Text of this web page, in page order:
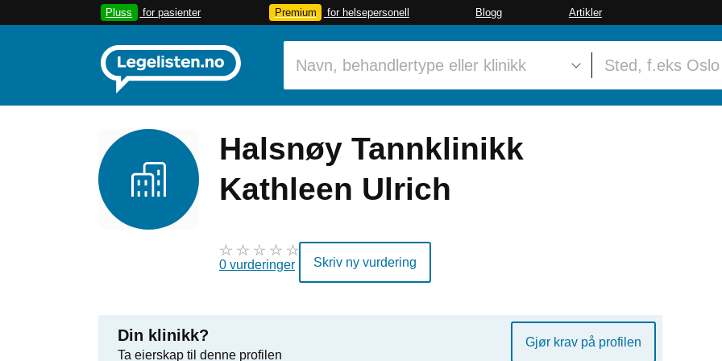
Pluss for pasienter Premium for helsepersonell Blogg Artikler
Halsnøy Tannklinikk
Kathleen Ulrich
0 vurderinger Skriv ny vurdering
Din klinikk?
Ta eierskap til denne profilen
Gjør krav på profilen